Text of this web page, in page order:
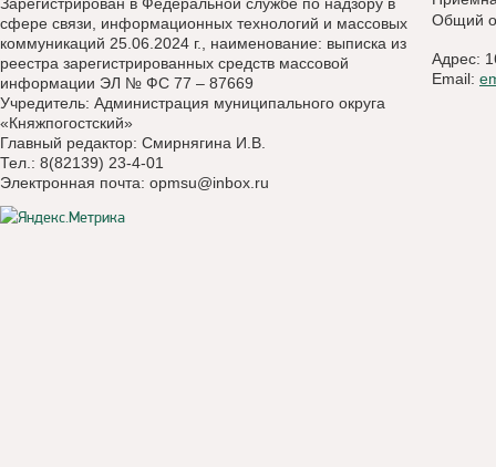
сфере связи, информационных технологий и массовых
коммуникаций 25.06.2024 г., наименование: выписка из
реестра зарегистрированных средств массовой
информации ЭЛ № ФС 77 – 87669
Учредитель: Администрация муниципального округа
«Княжпогостский»
Главный редактор: Смирнягина И.В.
Тел.: 8(82139) 23-4-01
Электронная почта: opmsu@inbox.ru
Общий
Адрес:
Email: